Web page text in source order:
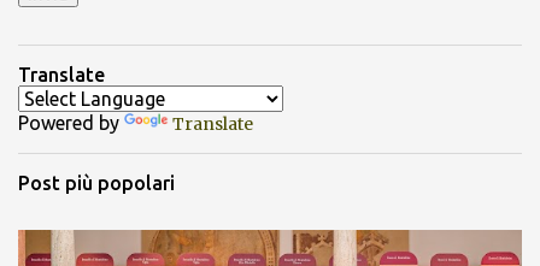
Translate
Powered by Translate
Post più popolari